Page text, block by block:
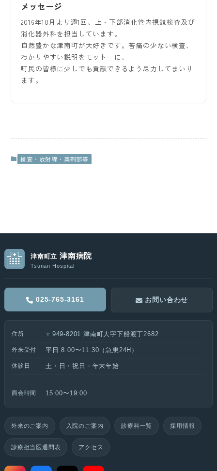
メッセージ
2016年10月より週1回、上・下部消化管内視鏡検査及び
消化器外科を担当しています。
自然豊かな津南町が大好きです。苦痛の少ない検査、
わかりやすい説明をモットーに、
町民の皆様に少しでも貢献できるよう尽力してまいり
ます。
検査・放射線・薬剤部等
津南町立 津南病院
Tsunan Hospital
025-765-3161 お問い合わせ
住所 〒949-8201 津南町大字下船渡丁2682
外来受付 平日 8:00〜11:30（急患24H）
休診日 土・日・祝日・年末年始
面会時間 15:00〜19:00
外来のご案内 入院のご案内 診療科一覧 採用情報
診療担当医週間表 アクセス